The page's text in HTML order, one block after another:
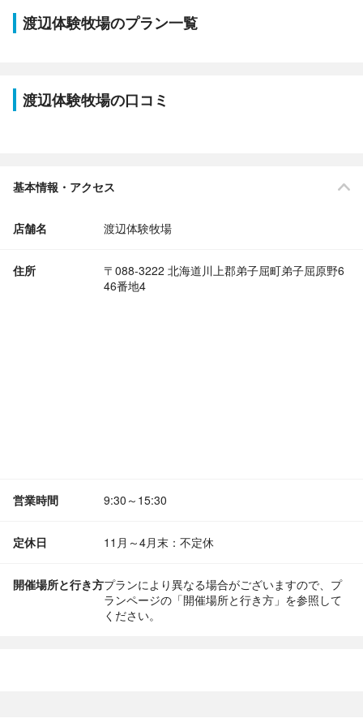
渡辺体験牧場のプラン一覧
渡辺体験牧場の口コミ
基本情報・アクセス
店舗名 渡辺体験牧場
住所
〒088-3222 北海道川上郡弟子屈町弟子屈原野6
46番地4
営業時間 9:30～15:30
定休日 11月～4月末：不定休
開催場所と行き方プランにより異なる場合がございますので、プ
ランページの「開催場所と行き方」を参照して
ください。